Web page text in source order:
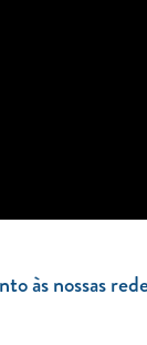
às nossas